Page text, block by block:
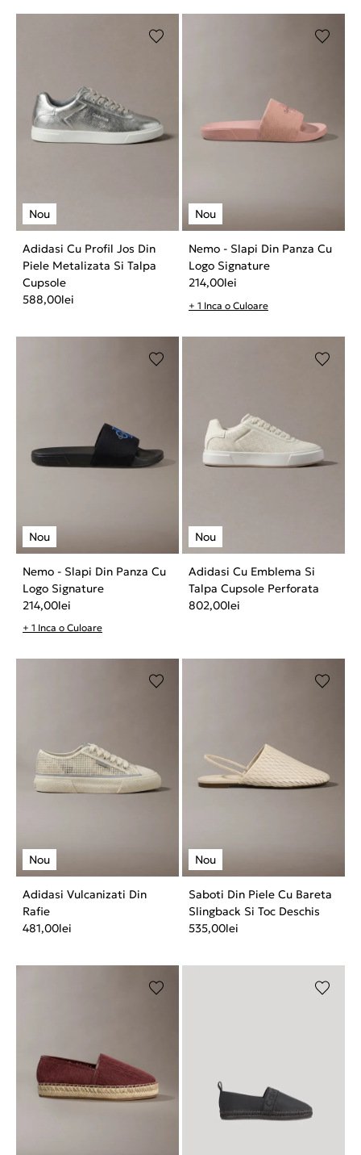
Adidasi Cu Profil Jos Din
Piele Metalizata Si Talpa
Cupsole
588,00lei
Nemo - Slapi Din Panza Cu
Logo Signature
214,00lei
+ 1 Inca o Culoare
Nemo - Slapi Din Panza Cu
Logo Signature
214,00lei
+ 1 Inca o Culoare
Adidasi Cu Emblema Si
Talpa Cupsole Perforata
802,00lei
Adidasi Vulcanizati Din
Rafie
481,00lei
Saboti Din Piele Cu Bareta
Slingback Si Toc Deschis
535,00lei